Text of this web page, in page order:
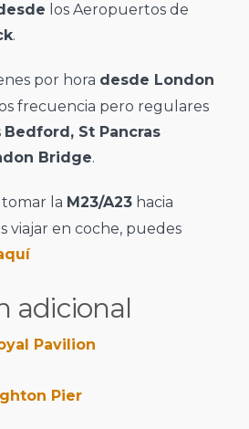
los Aeropuertos de
.
por hora desde London
frecuencia pero regulares
Bedford, St Pancras
Bridge.
la M23/A23 hacia
viajar en coche, puedes
adicional
Pavilion
Pier